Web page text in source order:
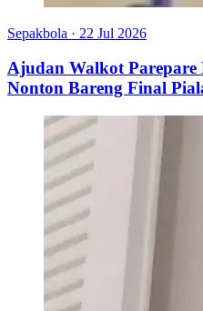
Sepakbola · 22 Jul 2026
Ajudan Walkot
Nonton Bareng Final